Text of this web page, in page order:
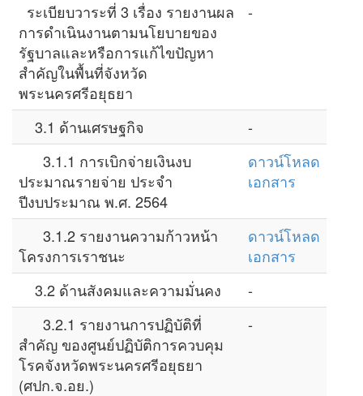
ระเบียบวาระที่ 3 เรื่อง รายงานผล
การดำเนินงานตามนโยบายของ
รัฐบาลและหรือการแก้ไขปัญหา
สำคัญในพื้นที่จังหวัด
พระนครศรีอยุธยา
-
3.1 ด้านเศรษฐกิจ
-
3.1.1 การเบิกจ่ายเงินงบ
ประมาณรายจ่าย ประจำ
ปีงบประมาณ พ.ศ. 2564
ดาวน์โหลด
เอกสาร
3.1.2 รายงานความก้าวหน้า
โครงการเราชนะ
ดาวน์โหลด
เอกสาร
3.2 ด้านสังคมและความมั่นคง
-
3.2.1 รายงานการปฏิบัติที่
สำคัญ ของศูนย์ปฏิบัติการควบคุม
โรคจังหวัดพระนครศรีอยุธยา
(ศปก.จ.อย.)
-